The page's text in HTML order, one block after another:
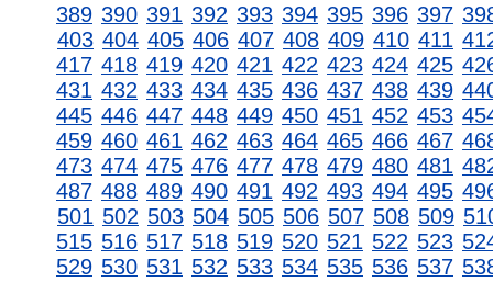
389 390 391 392 393 394 395 396 397
403 404 405 406 407 408 409 410 411
417 418 419 420 421 422 423 424 425
431 432 433 434 435 436 437 438 439
445 446 447 448 449 450 451 452 453
459 460 461 462 463 464 465 466 467
473 474 475 476 477 478 479 480 481
487 488 489 490 491 492 493 494 495
501 502 503 504 505 506 507 508 509
515 516 517 518 519 520 521 522 523
529 530 531 532 533 534 535 536 537